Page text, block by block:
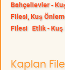
Bahçelievler -
Filesi, Kuş
Filesi Etlik -
Kaplan